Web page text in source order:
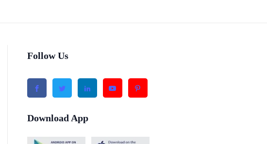
Follow Us
Download App